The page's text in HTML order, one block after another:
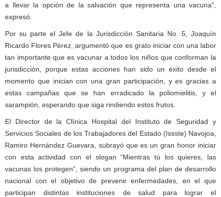
a llevar la opción de la salvación que representa una vacuna”,
expresó.
Por su parte el Jefe de la Jurisdicción Sanitaria No. 5, Joaquín
Ricardo Flores Pérez, argumentó que es grato iniciar con una labor
tan importante que es vacunar a todos los niños que conforman la
jurisdicción, porque estas acciones han sido un éxito desde el
momento que inician con una gran participación, y es gracias a
estas campañas que se han erradicado la poliomielitis, y el
sarampión, esperando que siga rindiendo estos frutos.
El Director de la Clínica Hospital del Instituto de Seguridad y
Servicios Sociales de los Trabajadores del Estado (Issste) Navojoa,
Ramiro Hernández Guevara, subrayó que es un gran honor iniciar
con esta actividad con el slogan “Mientras tú los quieres, las
vacunas los protegen”, siendo un programa del plan de desarrollo
nacional con el objetivo de prevenir enfermedades, en el que
participan distintas instituciones de salud para lograr el